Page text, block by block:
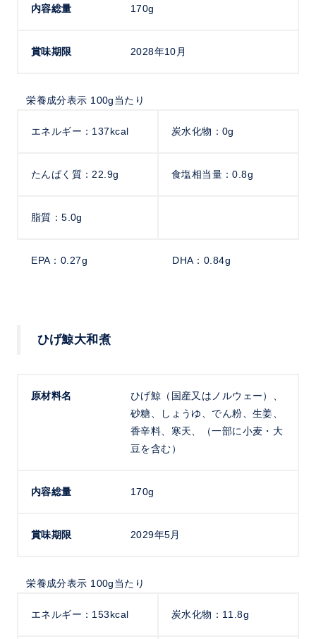
内容総量 170g
賞味期限 2028年10月
栄養成分表示 100g当たり
エネルギー：137kcal 炭水化物：0g
たんぱく質：22.9g 食塩相当量：0.8g
脂質：5.0g
EPA：0.27g DHA：0.84g
ひげ鯨大和煮
原材料名
ひげ鯨（国産又はノルウェー）、
砂糖、しょうゆ、でん粉、生姜、
香辛料、寒天、（一部に小麦・大
豆を含む）
内容総量 170g
賞味期限 2029年5月
栄養成分表示 100g当たり
エネルギー：153kcal 炭水化物：11.8g